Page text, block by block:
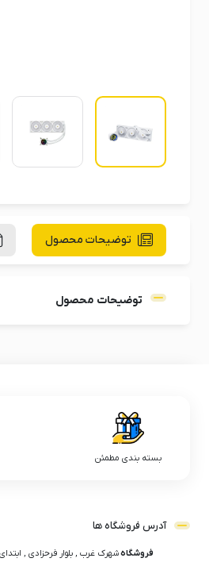
توضیحات محصول
توضیحات محصول
بسته بندی مطمئن
آدرس فروشگاه ها
فروشگاهشهرک غرب , بلوار فرحزادی ,